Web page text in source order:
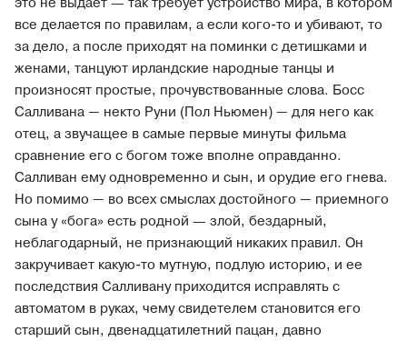
все делается по правилам, а если кого-то и убивают, то
за дело, а после приходят на поминки с детишками и
женами, танцуют ирландские народные танцы и
произносят простые, прочувствованные слова. Босс
Салливана— некто Руни (Пол Ньюмен)— для него как
отец, а звучащее в самые первые минуты фильма
сравнение его с богом тоже вполне оправданно.
Салливан ему одновременно и сын, и орудие его гнева.
Но помимо — во всех смыслах достойного — приемного
сына у «бога» есть родной — злой, бездарный,
неблагодарный, не признающий никаких правил. Он
закручивает какую-то мутную, подлую историю, и ее
последствия Салливану приходится исправлять с
автоматом в руках, чему свидетелем становится его
старший сын, двенадцатилетний пацан, давно